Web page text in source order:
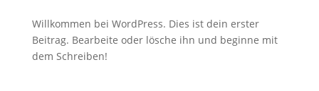
Willkommen bei WordPress. Dies ist dein erster
Beitrag. Bearbeite oder lösche ihn und beginne mit
dem Schreiben!